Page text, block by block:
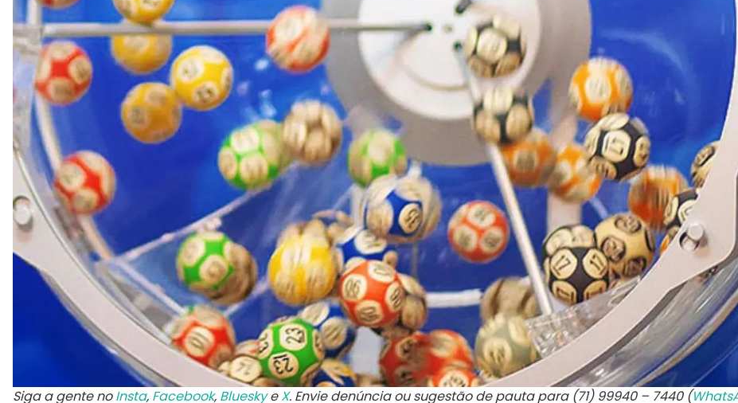
Siga a gente noInsta, Facebook, BlueskyeX. Envie denúncia ou sugestão de pauta para (71) 99940 – 7440 (